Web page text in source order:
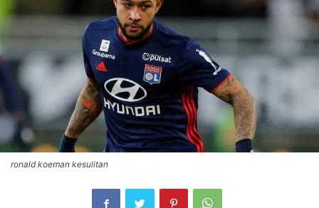
ronald koeman kesulitan